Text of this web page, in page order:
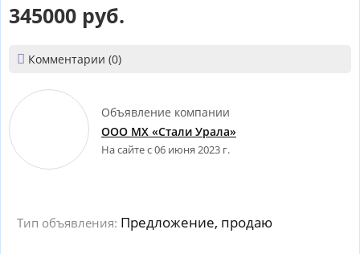
345000 руб.
 Комментарии (0)
Объявление компании
ООО МХ «Стали Урала»
На сайте с 06 июня 2023 г.
Тип объявления: Предложение, продаю